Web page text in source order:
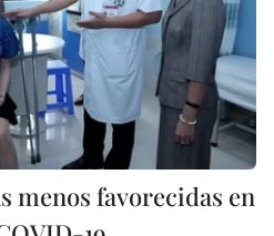
menos favorecidas en